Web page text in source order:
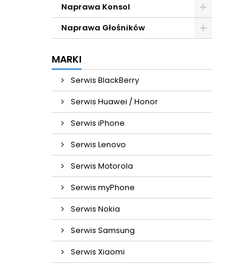
Naprawa Konsol
Naprawa Głośników
MARKI
Serwis BlackBerry
Serwis Huawei / Honor
Serwis iPhone
Serwis Lenovo
Serwis Motorola
Serwis myPhone
Serwis Nokia
Serwis Samsung
Serwis Xiaomi